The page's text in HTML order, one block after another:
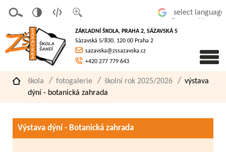
písmo
á
verze
pro
slaboz
raké
ZÁKLADNÍ ŠKOLA, PRAHA 2, SÁZAVSKÁ 5
Sázavská 5/830, 120 00 Praha 2
sazavska@zssazavska.cz
+420 277 779 643
škola fotogalerie školní rok 2025/2026
výstava
dýní - botanická zahrada
Výstava dýní - Botanická zahrada